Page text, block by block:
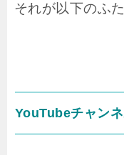
それが以下のふ
YouTubeチャン